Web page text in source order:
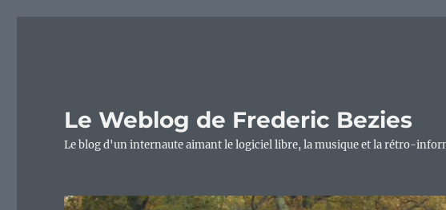
Le Weblog de Frederic Bezies
Le blog d'un internaute aimant le logiciel libre, la musique et la rétro-